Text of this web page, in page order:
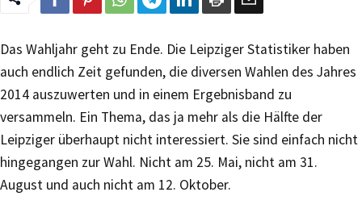
Das Wahljahr geht zu Ende. Die Leipziger Statistiker haben
auch endlich Zeit gefunden, die diversen Wahlen des Jahres
2014 auszuwerten und in einem Ergebnisband zu
versammeln. Ein Thema, das ja mehr als die Hälfte der
Leipziger überhaupt nicht interessiert. Sie sind einfach nicht
hingegangen zur Wahl. Nicht am 25. Mai, nicht am 31.
August und auch nicht am 12. Oktober.